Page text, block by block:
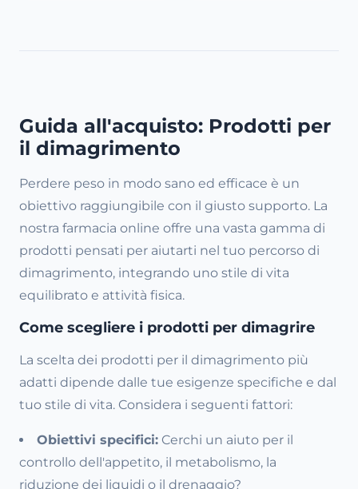
Guida all'acquisto: Prodotti per
il dimagrimento
Perdere peso in modo sano ed efficace è un
obiettivo raggiungibile con il giusto supporto. La
nostra farmacia online offre una vasta gamma di
prodotti pensati per aiutarti nel tuo percorso di
dimagrimento, integrando uno stile di vita
equilibrato e attività fisica.
Come scegliere i prodotti per dimagrire
La scelta dei prodotti per il dimagrimento più
adatti dipende dalle tue esigenze specifiche e dal
tuo stile di vita. Considera i seguenti fattori:
Obiettivi specifici: Cerchi un aiuto per il
controllo dell'appetito, il metabolismo, la
riduzione dei liquidi o il drenaggio?